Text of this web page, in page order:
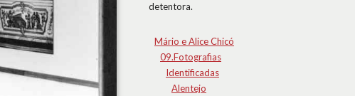
detentora.
Mário e Alice Chicó
09.Fotografias
Identificadas
Alentejo